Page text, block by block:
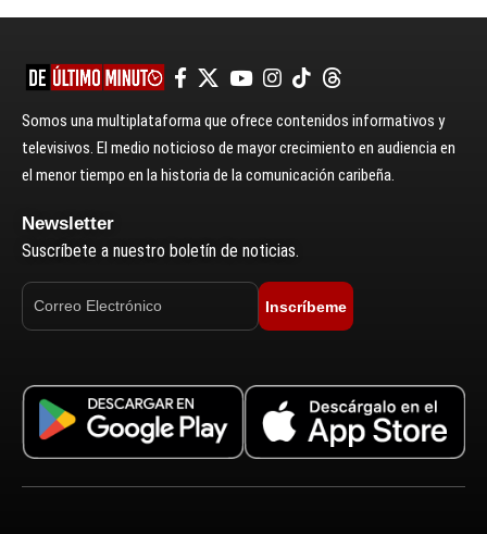
Somos una multiplataforma que ofrece contenidos informativos y
televisivos. El medio noticioso de mayor crecimiento en audiencia en
el menor tiempo en la historia de la comunicación caribeña.
Newsletter
Suscríbete a nuestro boletín de noticias.
Inscríbeme